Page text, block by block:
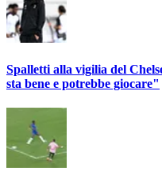
Spalletti alla vigilia del
sta bene e potrebbe giocare"